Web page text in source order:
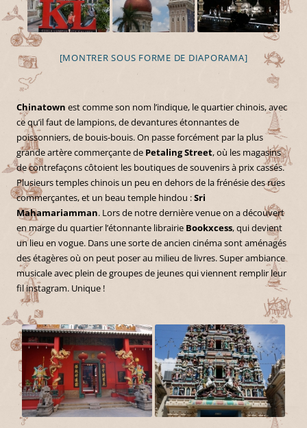
[MONTRER SOUS FORME DE DIAPORAMA]
Chinatown est comme son nom l’indique, le quartier chinois, avec
ce qu’il faut de lampions, de devantures étonnantes de
poissonniers, de bouis-bouis. On passe forcément par la plus
grande artère commerçante de Petaling Street, où les magasins
de contrefaçons côtoient les boutiques de souvenirs à prix cassés.
Plusieurs temples chinois un peu en dehors de la frénésie des rues
commerçantes, et un beau temple hindou :Sri
Mahamariamman. Lors de notre dernière venue on a découvert
en marge du quartier l’étonnante librairie Bookxcess, qui devient
un lieu en vogue. Dans une sorte de ancien cinéma sont aménagés
des étagères où on peut poser au milieu de livres. Super ambiance
musicale avec plein de groupes de jeunes qui viennent remplir leur
fil instagram. Unique !